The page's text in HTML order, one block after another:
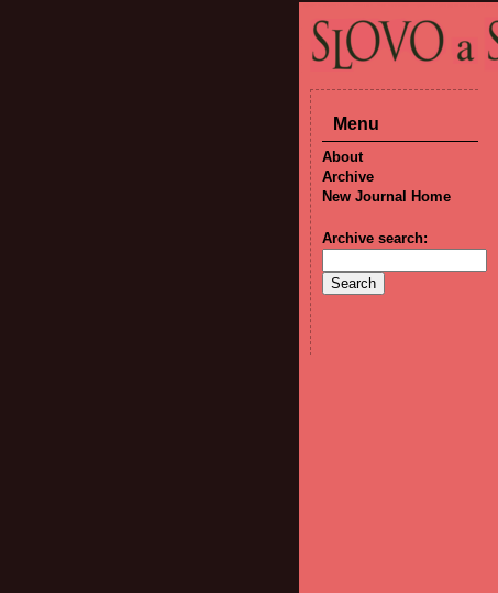
Menu
About
Archive
New Journal Home
Archive search: